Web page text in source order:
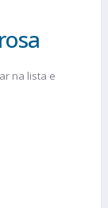
na lista e